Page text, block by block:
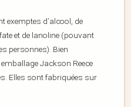
exemptes d’alcool, de
et de lanoline (pouvant
personnes). Bien
Jackson Reece
Elles sont fabriquées sur